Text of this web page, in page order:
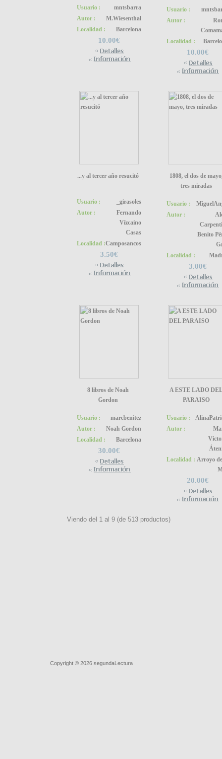
Usuario :
mntsbarra
Autor :
M.Wiesenthal
Localidad :
Barcelona
10.00€
Usuario :
Autor :
Localidad :
10.00€
...y al tercer año resucitó
Usuario :
_girasoles
Autor :
Fernando
Vízcaino
Casas
Localidad :Camposancos
3.50€
1808, el dos de
tres miradas
Usuario :
Autor :
Benito
Localidad :
3.00€
8 libros de Noah
Gordon
Usuario :
marcbenitez
Autor :
Noah Gordon
Localidad :
Barcelona
30.00€
A ESTE LADO
PARAISO
Usuario :
Autor :
Localidad : Arroyo
20.00€
Viendo del 1 al 9 (de 513 productos)
Copyright © 2026 segundaLectura